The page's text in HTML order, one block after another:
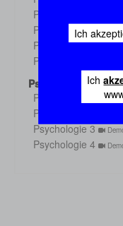
Ich
Ich
Physiologie 3
Physiologie 4 Demo
Physiologie 5
Physiologie 6
Psychologie
Psychologie 1
Psychologie 2
Psychologie 3
Psychologie 4